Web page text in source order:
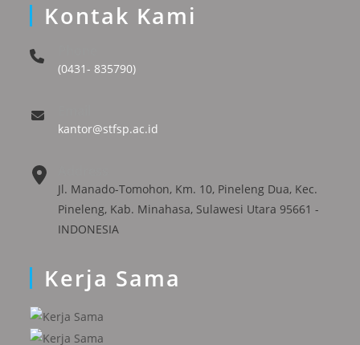
Kontak Kami
(0431- 835790)
kantor@stfsp.ac.id
Jl. Manado-Tomohon, Km. 10, Pineleng Dua, Kec.
Pineleng, Kab. Minahasa, Sulawesi Utara 95661 -
INDONESIA
Kerja Sama